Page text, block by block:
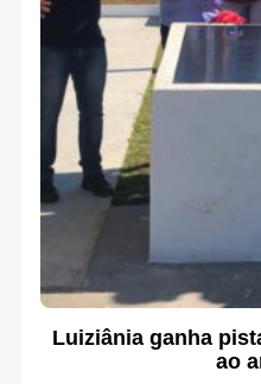
Luiziânia ganha
ao